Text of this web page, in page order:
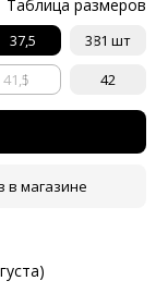
месяца. Без
Таблица размеров
37,5 381 шт
41,5 42
в магазине